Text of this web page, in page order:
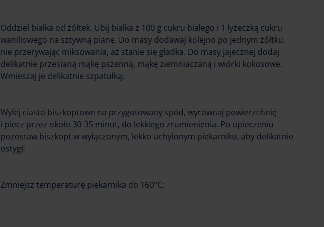
Oddziel białka od żółtek. Ubij białka z 100 g cukru białego i 1 łyżeczką cukru
waniliowego na sztywną pianę. Do masy dodawaj kolejno po jednym żółtku,
nie przerywając miksowania, aż stanie się gładka. Do masy jajecznej dodaj
delikatnie przesianą mąkę pszenną, mąkę ziemniaczaną i wiórki kokosowe.
Wmieszaj je delikatnie szpatułką;
Wylej ciasto biszkoptowe na przygotowany spód, wyrównaj powierzchnię
i piecz przez około 30-35 minut, do lekkiego zrumienienia. Po upieczeniu
pozostaw biszkopt w wyłączonym, lekko uchylonym piekarniku, aby delikatnie
ostygł;
Zmniejsz temperaturę piekarnika do 160°C;